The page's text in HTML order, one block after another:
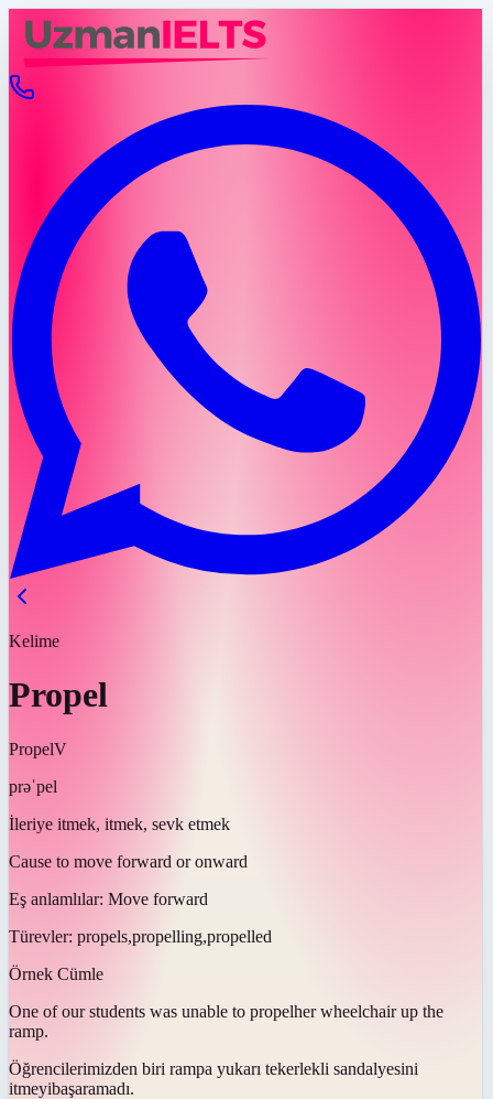
Kelime
Propel
PropelV
prəˈpel
İleriye itmek, itmek, sevk etmek
Cause to move forward or onward
Eş anlamlılar: Move forward
Türevler: propels,propelling,propelled
Örnek Cümle
One of our students was unable to propelher wheelchair up the
ramp.
Öğrencilerimizden biri rampa yukarı tekerlekli sandalyesini
itmeyibaşaramadı.